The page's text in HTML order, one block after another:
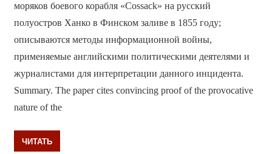
моряков боевого корабля «Cossack» на русский
полуостров Ханко в Финском заливе в 1855 году;
описываются методы информационной войны,
применяемые английскими политическими деятелями и
журналистами для интерпретации данного инцидента.
Summary. The paper cites convincing proof of the provocative
nature of the
ЧИТАТЬ